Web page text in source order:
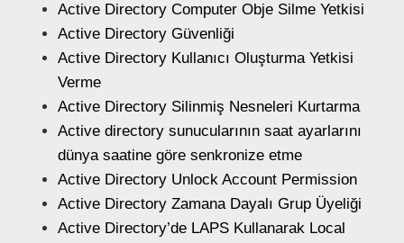
Active Directory Computer Obje Silme Yetkisi
Active Directory Güvenliği
Active Directory Kullanıcı Oluşturma Yetkisi
Verme
Active Directory Silinmiş Nesneleri Kurtarma
Active directory sunucularının saat ayarlarını
dünya saatine göre senkronize etme
Active Directory Unlock Account Permission
Active Directory Zamana Dayalı Grup Üyeliği
Active Directory’de LAPS Kullanarak Local